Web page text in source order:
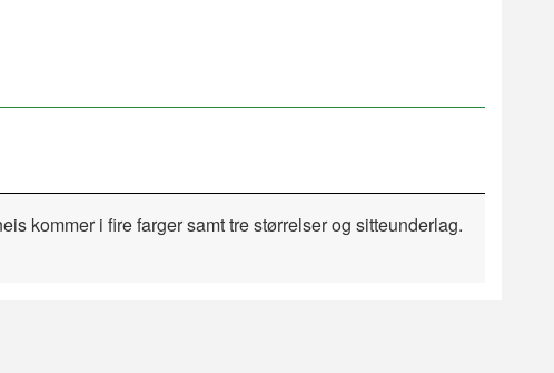
kommer i fire farger samt tre størrelser og sitteunderlag.